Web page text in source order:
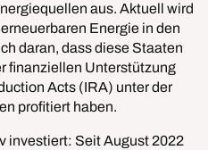
aus. Aktuell wird
Energie in den
daran, dass diese Staaten
finanziellen Unterstützung
Acts (IRA) unter der
profitiert haben.
investiert: Seit August 2022